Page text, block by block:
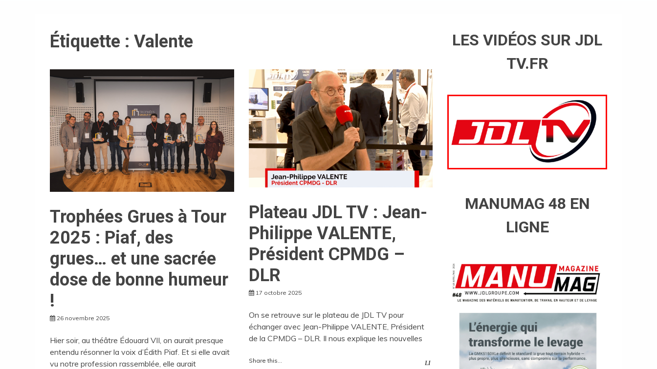
Étiquette : Valente
Trophées Grues à Tour
2025 : Piaf, des
grues… et une sacrée
dose de bonne humeur
!
26 novembre 2025
Hier soir, au théâtre Édouard VII, on aurait presque
entendu résonner la voix d’Édith Piaf. Et si elle avait
vu notre profession rassemblée, elle aurait
Plateau JDL TV : Jean-
Philippe VALENTE,
Président CPMDG –
DLR
17 octobre 2025
On se retrouve sur le plateau de JDL TV pour
échanger avec Jean-Philippe VALENTE, Président
de la CPMDG – DLR. Il nous explique les nouvelles
Share this...
LI
LES VIDÉOS SUR JDL
TV.FR
MANUMAG 48 EN
LIGNE